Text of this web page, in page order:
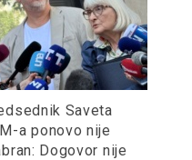
Saveta
a ponovo nije
Dogovor nije